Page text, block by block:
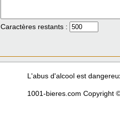
Caractères restants :
L'abus d'alcool est
1001-bieres.com Copyright